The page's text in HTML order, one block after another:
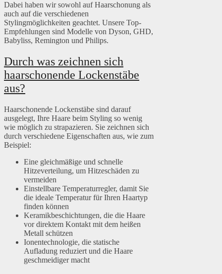
Dabei haben wir sowohl auf Haarschonung als
auch auf die verschiedenen
Stylingmöglichkeiten geachtet. Unsere Top-
Empfehlungen sind Modelle von Dyson, GHD,
Babyliss, Remington und Philips.
Durch was zeichnen sich
haarschonende Lockenstäbe
aus?
Haarschonende Lockenstäbe sind darauf
ausgelegt, Ihre Haare beim Styling so wenig
wie möglich zu strapazieren. Sie zeichnen sich
durch verschiedene Eigenschaften aus, wie zum
Beispiel:
Eine gleichmäßige und schnelle
Hitzeverteilung, um Hitzeschäden zu
vermeiden
Einstellbare Temperaturregler, damit Sie
die ideale Temperatur für Ihren Haartyp
finden können
Keramikbeschichtungen, die die Haare
vor direktem Kontakt mit dem heißen
Metall schützen
Ionentechnologie, die statische
Aufladung reduziert und die Haare
geschmeidiger macht